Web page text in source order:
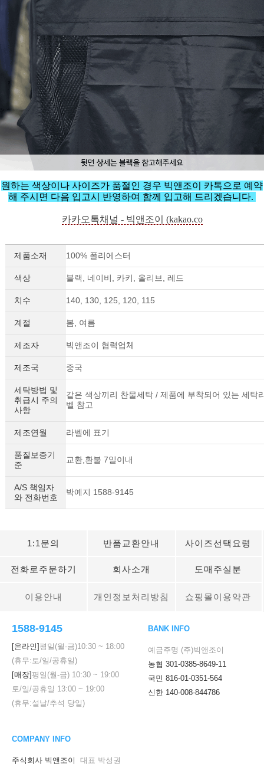
원하는 색상이나 사이즈가 품절인 경우 빅앤조이 카톡으로 예약
해 주시면 다음 입고시 반영하여 함께 입고해 드리겠습니다.
카카오톡채널 - 빅앤조이 (kakao.co
제품소재 100% 폴리에스터
색상 블랙, 네이비, 카키, 올리브, 레드
치수 140, 130, 125, 120, 115
계절 봄, 여름
제조자 빅앤조이 협력업체
제조국 중국
세탁방법 및
취급시 주의
사항
같은 색상끼리 찬물세탁 / 제품에 부착되어 있는 세탁
벨 참고
제조연월 라벨에 표기
품질보증기
준
교환,환불 7일이내
A/S 책임자
와 전화번호
박예지 1588-9145
1:1문의 반품교환안내 사이즈선택요령
전화로주문하기 회사소개 도매주실분
이용안내 개인정보처리방침 쇼핑몰이용약관
1588-9145
[온라인]평일(월-금)10:30 ~ 18:00
(휴무:토/일/공휴일)
[매장]평일(월-금) 10:30 ~ 19:00
토/일/공휴일 13:00 ~ 19:00
(휴무:설날/추석 당일)
BANK INFO
예금주명 (주)빅앤조이
농협 301-0385-8649-11
국민 816-01-0351-564
신한 140-008-844786
COMPANY INFO
주식회사 빅앤조이 대표 박성권